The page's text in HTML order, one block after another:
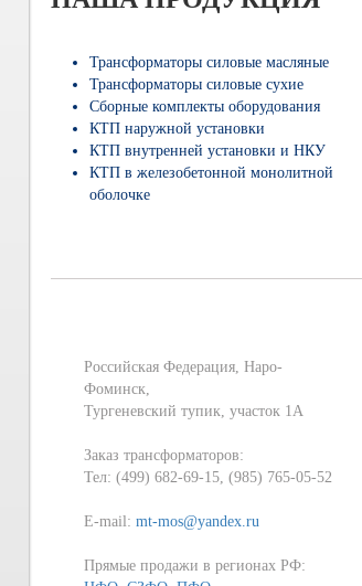
Трансформаторы силовые масляные
Трансформаторы силовые сухие
Сборные комплекты оборудования
КТП наружной установки
КТП внутренней установки и НКУ
КТП в железобетонной монолитной
оболочке
Российская Федерация, Наро-
Фоминск,
Тургеневский тупик, участок 1А
Заказ трансформаторов:
Тел: (499) 682-69-15, (985) 765-05-52
E-mail:mt-mos@yandex.ru
Прямые продажи в регионах РФ: